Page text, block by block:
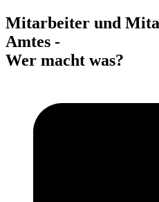
Mitarbeiter und
Amtes -
Wer macht was?